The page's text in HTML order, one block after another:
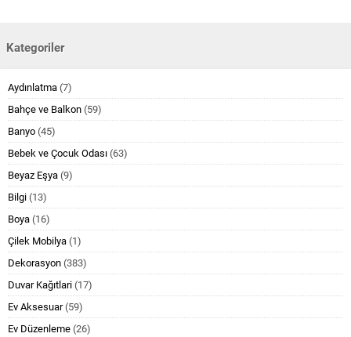
Kategoriler
Aydınlatma (7)
Bahçe ve Balkon (59)
Banyo (45)
Bebek ve Çocuk Odası (63)
Beyaz Eşya (9)
Bilgi (13)
Boya (16)
Çilek Mobilya (1)
Dekorasyon (383)
Duvar Kağıtlari (17)
Ev Aksesuar(59)
Ev Düzenleme (26)